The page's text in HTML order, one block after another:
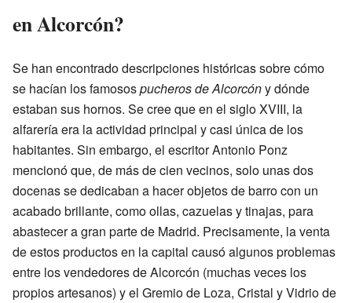
en Alcorcón?
Se han encontrado descripciones históricas sobre cómo
se hacían los famosospucheros de Alcorcóny dónde
estaban sus hornos. Se cree que en el siglo XVIII, la
alfarería era la actividad principal y casi única de los
habitantes. Sin embargo, el escritor Antonio Ponz
mencionó que, de más de cien vecinos, solo unas dos
docenas se dedicaban a hacer objetos de barro con un
acabado brillante, como ollas, cazuelas y tinajas, para
abastecer a gran parte de Madrid. Precisamente, la venta
de estos productos en la capital causó algunos problemas
entre los vendedores de Alcorcón (muchas veces los
propios artesanos) y el Gremio de Loza, Cristal y Vidrio de